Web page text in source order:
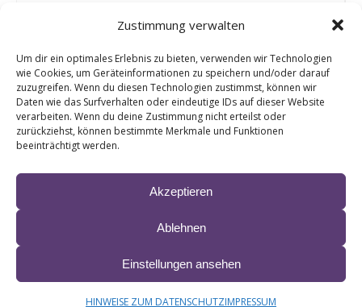
Zustimmung verwalten
Um dir ein optimales Erlebnis zu bieten, verwenden wir Technologien
wie Cookies, um Geräteinformationen zu speichern und/oder darauf
zuzugreifen. Wenn du diesen Technologien zustimmst, können wir
Daten wie das Surfverhalten oder eindeutige IDs auf dieser Website
verarbeiten. Wenn du deine Zustimmung nicht erteilst oder
zurückziehst, können bestimmte Merkmale und Funktionen
beeinträchtigt werden.
Akzeptieren
Ablehnen
Einstellungen ansehen
HINWEISE ZUM DATENSCHUTZIMPRESSUM
Informationen & Ticketlinks
Radio Paloma und A-Teams Reisen präsentieren die „Große
Schlagerseereise“
mit dabei u.a.: Semino Rossi, Stefan Mross, Die Schlagerpiloten,
Patrick Linder, Tanja Lasch, Natalie Holzner, Mitch Keller, Michael
Hirte uvm.
Buchungen ab sofort unter:www.schlagerseereise.de/liane
Bei telefonischer Buchung bitte LIANE angeben!
Route: Triest/Bari – Kotor – Kefalonia – Saranda – Ravenna –
Schiff: Costa Deliziosa
© 2024 LIANE ∙ site bykrobbdesign&Manfred Esser
IMPRESSUM & HAFTUNG
DATENSCHUTZ